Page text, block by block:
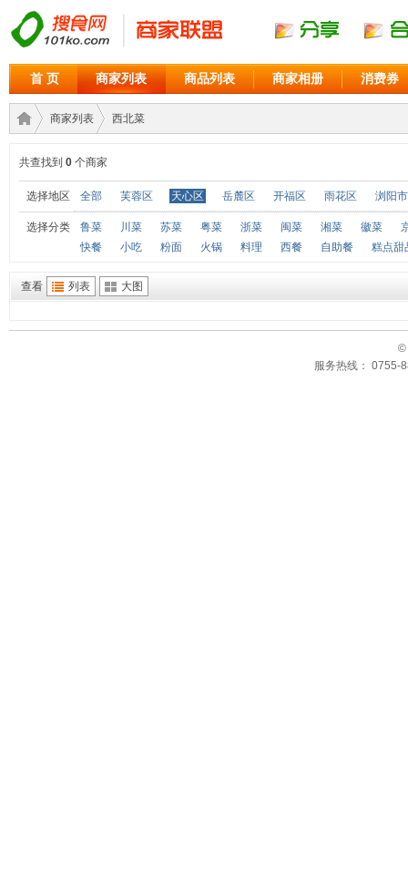
首 页 商家列表 商品列表 商家相册 消费券
商家›
商家列表
›
西北菜
共查找到 0 个商家
选择地区 全部 芙蓉区 天心区 岳麓区 开福区 雨花区 浏阳市
选择分类 鲁菜 川菜 苏菜 粤菜 浙菜 闽菜 湘菜 徽菜
快餐
小吃 粉面 火锅 料理 西餐 自助餐 糕点甜
查看 列表 大图
©
服务热线： 0755-